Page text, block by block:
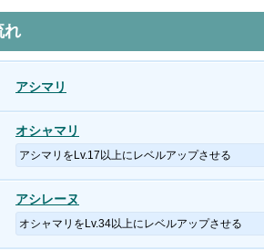
れ
アシマリ
オシャマリ
アシマリをLv.17以上にレベルアップさせる
アシレーヌ
オシャマリをLv.34以上にレベルアップさせる